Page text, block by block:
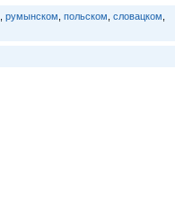
румынском польском словацком